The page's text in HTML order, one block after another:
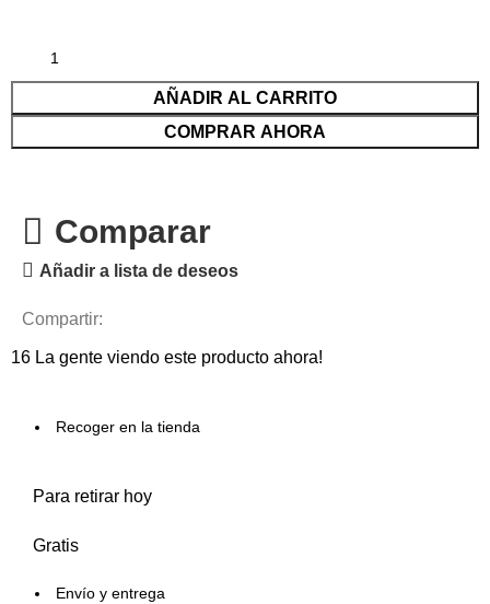
AÑADIR AL CARRITO
COMPRAR AHORA
Comparar
Añadir a lista de deseos
Compartir:
16 La gente viendo este producto ahora!
Recoger en la tienda
Para retirar hoy
Gratis
Envío y entrega